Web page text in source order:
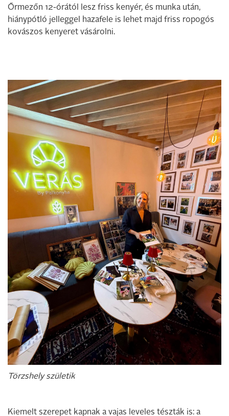
Őrmezőn 12-órától lesz friss kenyér, és munka után,
hiánypótló jelleggel hazafele is lehet majd friss ropogós
kovászos kenyeret vásárolni.
Törzshely születik
Kiemelt szerepet kapnak a vajas leveles tészták is: a